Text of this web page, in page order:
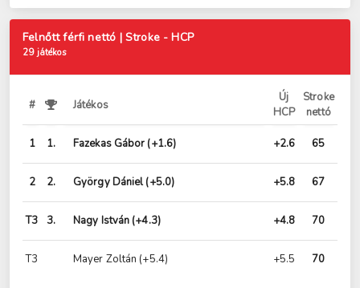
Felnőtt férfi nettó | Stroke - HCP
29 játékos
# Játékos
Új
HCP
Stroke
nettó
1 1. Fazekas Gábor (+1.6) +2.6 65
2 2. György Dániel(+5.0) +5.8 67
T3 3. Nagy István (+4.3) +4.8 70
T3 Mayer Zoltán(+5.4) +5.5 70